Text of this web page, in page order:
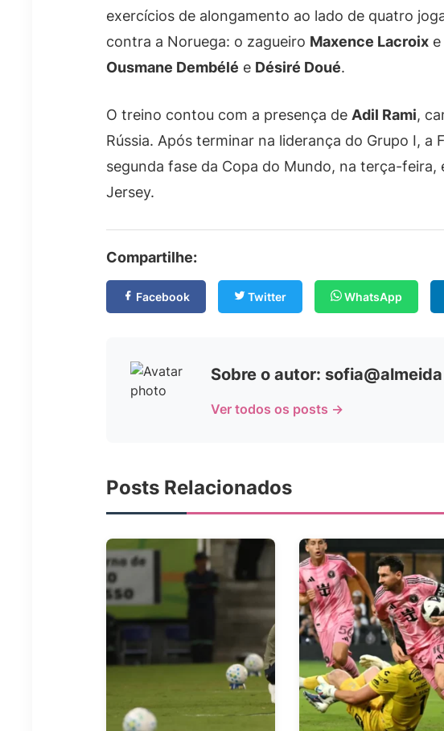
exercícios de alongamento ao lado de quatro
contra a Noruega: o zagueiro Maxence Lacroix
Ousmane Dembélé e Désiré Doué.
O treino contou com a presença de Adil Rami,
Rússia. Após terminar na liderança do Grupo I, a
segunda fase da Copa do Mundo, na terça-
Jersey.
Compartilhe:
Facebook Twitter WhatsApp
Sobre o autor: sofia@almeida
Ver todos os posts →
Posts Relacionados